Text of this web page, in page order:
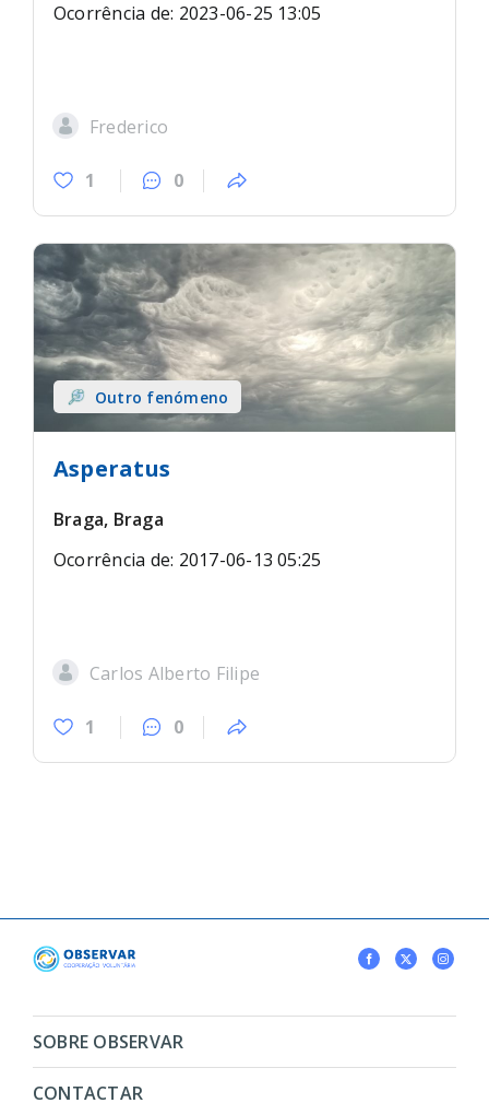
Ocorrência de: 2023-06-25 13:05
Frederico
1 0
Outro fenómeno
Asperatus
Braga, Braga
Ocorrência de: 2017-06-13 05:25
Carlos Alberto Filipe
1 0
SOBRE OBSERVAR
CONTACTAR